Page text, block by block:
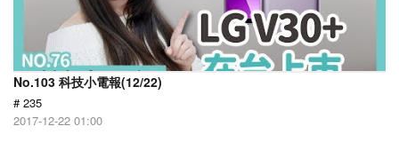
No.103 科技小電報(12/22)
# 235
2017-12-22 01:00